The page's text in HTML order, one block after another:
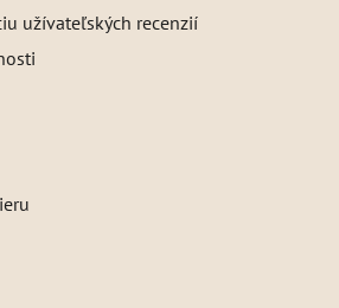
užívateľských recenzií